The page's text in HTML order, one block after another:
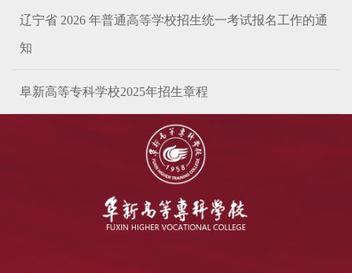
辽宁省 2026 年普通高等学校招生统一考试报名工作的通
知
阜新高等专科学校2025年招生章程